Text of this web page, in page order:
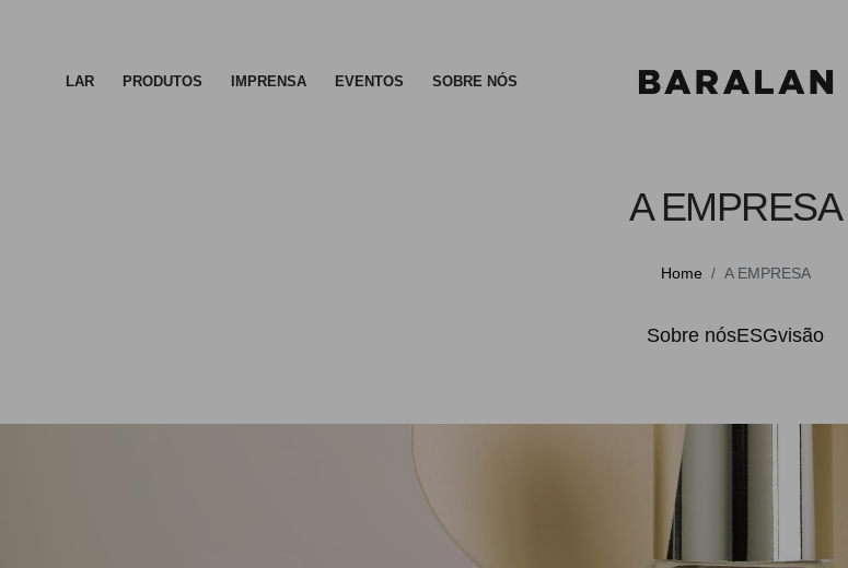
LAR PRODUTOS IMPRENSA EVENTOS SOBRE NÓS
A EMPRESA
Home A EMPRESA
Sobre nósESGvisão